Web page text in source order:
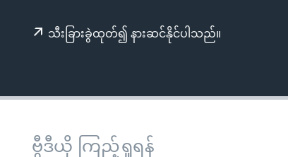
သီးခြားခွဲထုတ်၍ နားဆင်နိုင်ပါသည်။
ဗွီဒီယို ကြည့်ရှုရန်